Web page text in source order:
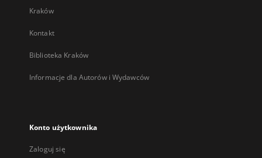
Kraków
Kontakt
Biblioteka Kraków
Informacje dla Autorów i Wydawców
Konto użytkownika
Zaloguj się